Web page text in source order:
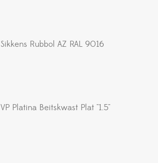
Sikkens Rubbol AZ RAL 9016
VP Platina Beitskwast Plat ''1.5''